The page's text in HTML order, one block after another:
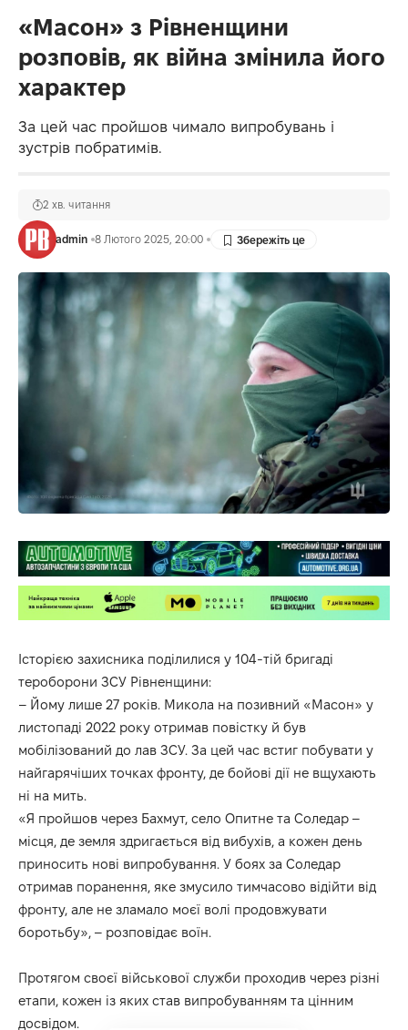
«Масон» з Рівненщини
розповів, як війна змінила його
характер
За цей час пройшов чимало випробувань і
зустрів побратимів.
admin 8 Лютого 2025, 20:00
2 хв. читання
Історією захисника поділилися у 104-тій бригаді
тероборони ЗСУ Рівненщини:
– Йому лише 27 років. Микола на позивний «Масон» у
листопаді 2022 року отримав повістку й був
мобілізований до лав ЗСУ. За цей час встиг побувати у
найгарячіших точках фронту, де бойові дії не вщухають
ні на мить.
«Я пройшов через Бахмут, село Опитне та Соледар –
місця, де земля здригається від вибухів, а кожен день
приносить нові випробування. У боях за Соледар
отримав поранення, яке змусило тимчасово відійти від
фронту, але не зламало моєї волі продовжувати
боротьбу», – розповідає воїн.
Протягом своєї військової служби проходив через різні
етапи, кожен із яких став випробуванням та цінним
досвідом.